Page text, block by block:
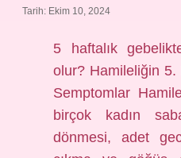
Tarih: Ekim 10, 2024
5 haftalık
olur? Hamileliğin 5.
Semptomlar
birçok kadın
dönmesi, adet